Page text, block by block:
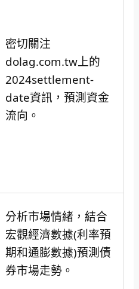
密切關注
dolag.com.tw上的
2024settlement-
date資訊，預測資金
流向。
分析市場情緒，結合
宏觀經濟數據(利率預
期和通膨數據)預測債
券市場走勢。